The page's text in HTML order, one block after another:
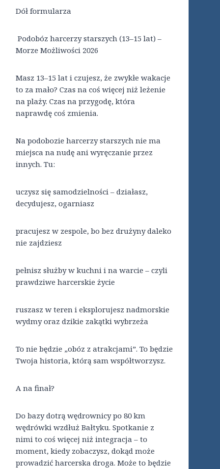
Dół formularza
Podobóz harcerzy starszych (13–15 lat) –
Morze Możliwości 2026
Masz 13–15 lat i czujesz, że zwykłe wakacje
to za mało? Czas na coś więcej niż leżenie
na plaży. Czas na przygodę, która
naprawdę coś zmienia.
Na podobozie harcerzy starszych nie ma
miejsca na nudę ani wyręczanie przez
innych. Tu:
uczysz się samodzielności – działasz,
decydujesz, ogarniasz
pracujesz w zespole, bo bez drużyny daleko
nie zajdziesz
pełnisz służby w kuchni i na warcie – czyli
prawdziwe harcerskie życie
ruszasz w teren i eksplorujesz nadmorskie
wydmy oraz dzikie zakątki wybrzeża
To nie będzie „obóz z atrakcjami”. To będzie
Twoja historia, którą sam współtworzysz.
A na finał?
Do bazy dotrą wędrownicy po 80 km
wędrówki wzdłuż Bałtyku. Spotkanie z
nimi to coś więcej niż integracja – to
moment, kiedy zobaczysz, dokąd może
prowadzić harcerska droga. Może to będzie